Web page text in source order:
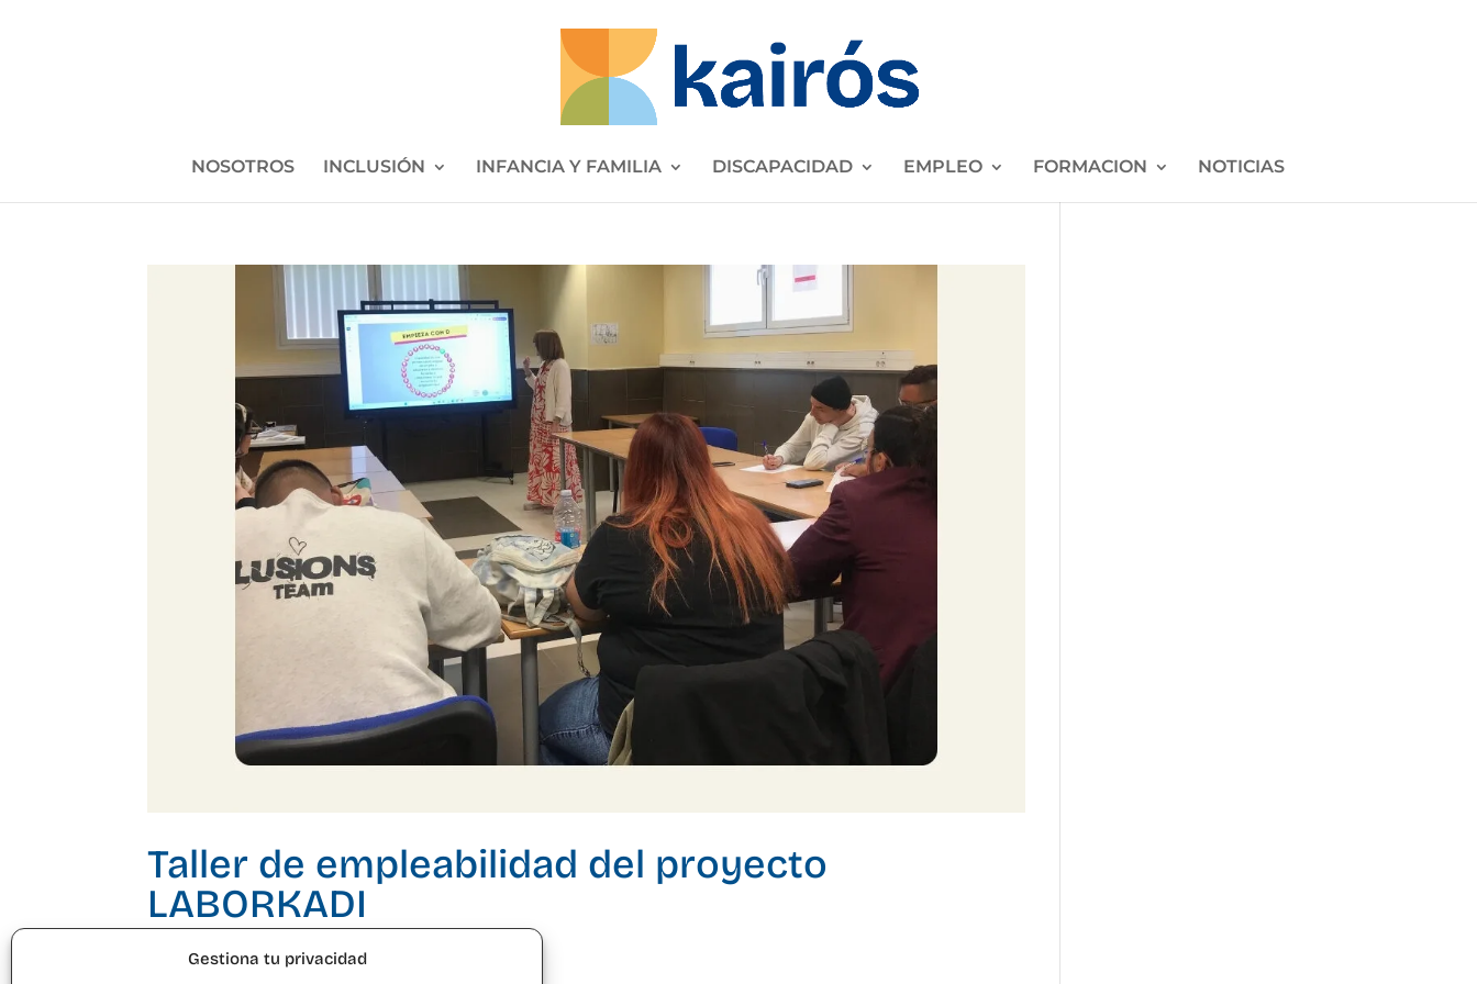
Gestiona tu privacidad
NOSOTROS INCLUSIÓN INFANCIA Y FAMILIA DISCAPACIDAD EMPLEO FORMACION NOTICIAS
Taller de empleabilidad del proyecto
LABORKADI
María Jesús Serrano |Jun 18, 2025